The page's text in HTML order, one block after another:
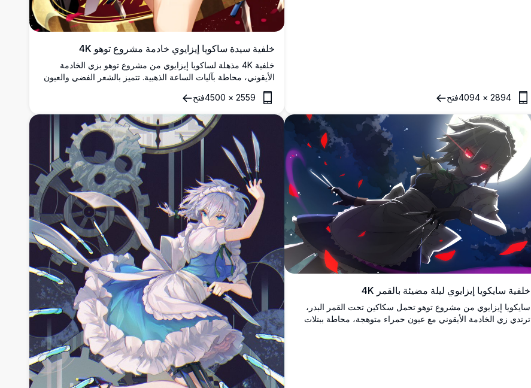
2894
×
4094فتح
خلفية سيدة ساكويا إيزايوي خادمة مشروع توهو 4K
خلفية 4K مذهلة لساكويا إيزايوي من مشروع توهو بزي الخادمة
الأيقوني، محاطة بآليات الساعة الذهبية. تتميز بالشعر الفضي والعيون
الحمراء وسكاكين الرمي المميزة بتفاصيل عالية الدقة.
2559
×
4500فتح
خلفية سايكويا إيزايوي ليلة مضيئة بالقمر 4K
سايكويا إيزايوي من مشروع توهو تحمل سكاكين تحت القمر البدر،
ترتدي زي الخادمة الأيقوني مع عيون حمراء متوهجة، محاطة ببتلات